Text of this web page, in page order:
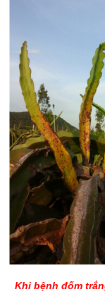
Khi bệnh đốm